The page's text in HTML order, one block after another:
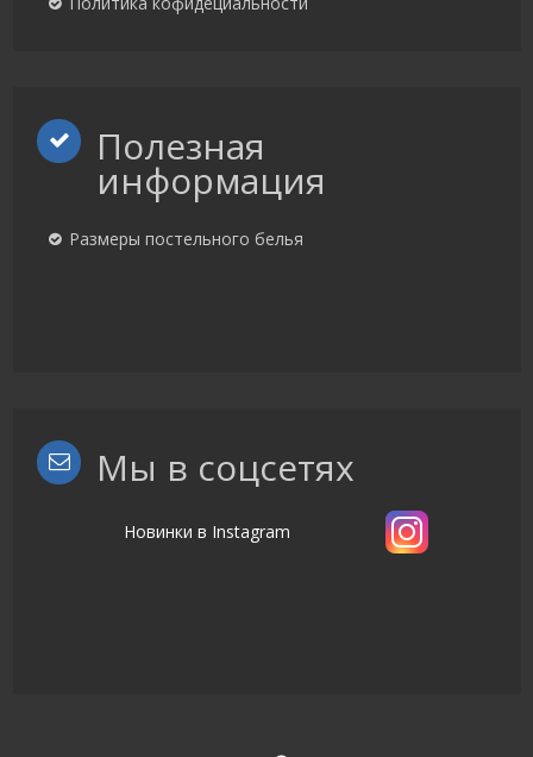
Полезная
информация
Размеры постельного белья
Мы в соцсетях
Новинки в Instagram